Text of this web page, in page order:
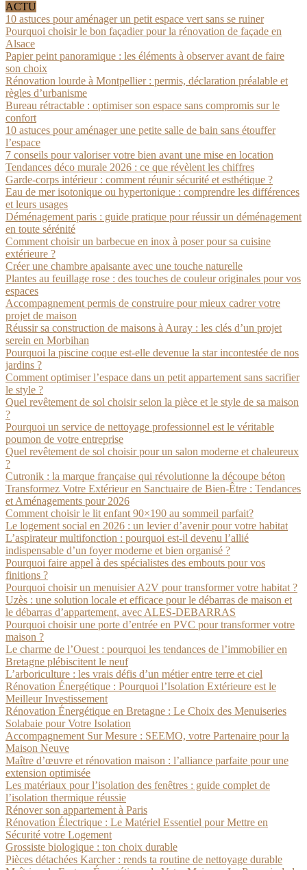
ACTU
10 astuces pour aménager un petit espace vert sans se ruiner
Pourquoi choisir le bon façadier pour la rénovation de façade en
Alsace
Papier peint panoramique : les éléments à observer avant de faire
son choix
Rénovation lourde à Montpellier : permis, déclaration préalable et
règles d’urbanisme
Bureau rétractable : optimiser son espace sans compromis sur le
confort
10 astuces pour aménager une petite salle de bain sans étouffer
l’espace
7 conseils pour valoriser votre bien avant une mise en location
Tendances déco murale 2026 : ce que révèlent les chiffres
Garde-corps intérieur : comment réunir sécurité et esthétique ?
Eau de mer isotonique ou hypertonique : comprendre les différences
et leurs usages
Déménagement paris : guide pratique pour réussir un déménagement
en toute sérénité
Comment choisir un barbecue en inox à poser pour sa cuisine
extérieure ?
Créer une chambre apaisante avec une touche naturelle
Plantes au feuillage rose : des touches de couleur originales pour vos
espaces
Accompagnement permis de construire pour mieux cadrer votre
projet de maison
Réussir sa construction de maisons à Auray : les clés d’un projet
serein en Morbihan
Pourquoi la piscine coque est-elle devenue la star incontestée de nos
jardins ?
Comment optimiser l’espace dans un petit appartement sans sacrifier
le style ?
Quel revêtement de sol choisir selon la pièce et le style de sa maison
?
Pourquoi un service de nettoyage professionnel est le véritable
poumon de votre entreprise
Quel revêtement de sol choisir pour un salon moderne et chaleureux
?
Cutronik : la marque française qui révolutionne la découpe béton
Transformez Votre Extérieur en Sanctuaire de Bien-Être : Tendances
et Aménagements pour 2026
Comment choisir le lit enfant 90×190 au sommeil parfait?
Le logement social en 2026 : un levier d’avenir pour votre habitat
L’aspirateur multifonction : pourquoi est-il devenu l’allié
indispensable d’un foyer moderne et bien organisé ?
Pourquoi faire appel à des spécialistes des embouts pour vos
finitions ?
Pourquoi choisir un menuisier A2V pour transformer votre habitat ?
Uzès : une solution locale et efficace pour le débarras de maison et
le débarras d’appartement, avec ALES-DEBARRAS
Pourquoi choisir une porte d’entrée en PVC pour transformer votre
maison ?
Le charme de l’Ouest : pourquoi les tendances de l’immobilier en
Bretagne plébiscitent le neuf
L’arboriculture : les vrais défis d’un métier entre terre et ciel
Rénovation Énergétique : Pourquoi l’Isolation Extérieure est le
Meilleur Investissement
Rénovation Énergétique en Bretagne : Le Choix des Menuiseries
Solabaie pour Votre Isolation
Accompagnement Sur Mesure : SEEMO, votre Partenaire pour la
Maison Neuve
Maître d’œuvre et rénovation maison : l’alliance parfaite pour une
extension optimisée
Les matériaux pour l’isolation des fenêtres : guide complet de
l’isolation thermique réussie
Rénover son appartement à Paris
Rénovation Électrique : Le Matériel Essentiel pour Mettre en
Sécurité votre Logement
Grossiste biologique : ton choix durable
Pièces détachées Karcher : rends ta routine de nettoyage durable